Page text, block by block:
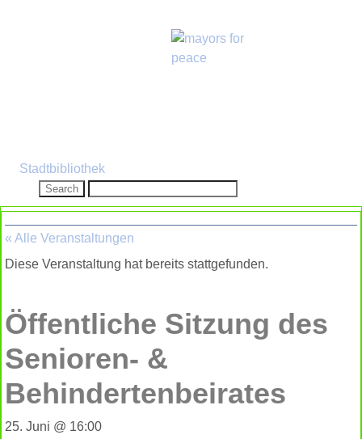
Stadtbibliothek
« Alle Veranstaltungen
Diese Veranstaltung hat bereits stattgefunden.
Öffentliche Sitzung des
Senioren- &
Behindertenbeirates
25. Juni @ 16:00